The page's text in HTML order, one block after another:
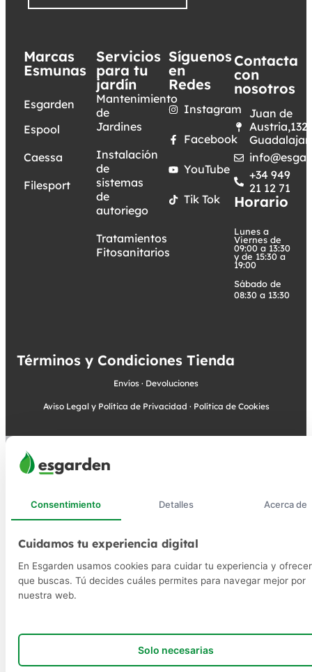
Marcas
Esmunas
Esgarden
Espool
Caessa
Filesport
Servicios
para tu
jardín
Mantenimiento
de
Jardines
Instalación
de
sistemas
de
autoriego
Tratamientos
Fitosanitarios
Síguenos
en
Redes
Instagram
Facebook
YouTube
Tik Tok
Contacta
con
nosotros
Juan de
Austria,132.
+34 949
21 12 71
Horario
Lunes a
Viernes de
09:00 a 13:30
y de 15:30 a
19:00
Sábado de
08:30 a 13:30
Términos y Condiciones Tienda
Envíos · Devoluciones
Aviso Legal y Política de Privacidad · Política de Cookies
Consentimiento Detalles Acerca de
Cuidamos tu experiencia digital
En Esgarden usamos cookies para cuidar tu experiencia y
que buscas. Tú decides cuáles permites para navegar mejor por
nuestra web.
Solo necesarias